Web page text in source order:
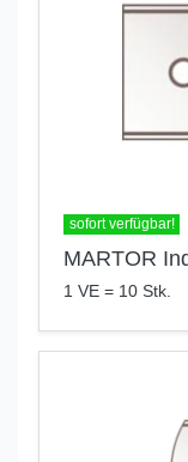
sofort verfügbar!
MARTOR
1 VE = 10 Stk.